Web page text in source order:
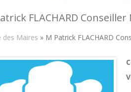
FLACHARD
des Maires » M Patrick FLACHARD